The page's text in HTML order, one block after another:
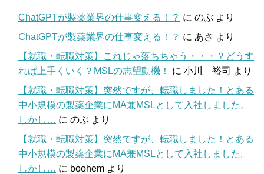
ChatGPTが製薬業界の仕事変える！？ に のぶ より
ChatGPTが製薬業界の仕事変える！？ に あさ より
【就職・転職対策】これじゃ落ちちゃう・・・？どうす
れば上手くいく？MSLの志望動機！
に 小川 裕司 より
【就職・転職対策】突然ですが、転職しました！とある
中小規模の製薬企業にMA兼MSLとして入社しました。
しかし… に のぶ より
【就職・転職対策】突然ですが、転職しました！とある
中小規模の製薬企業にMA兼MSLとして入社しました。
しかし… に boohem より